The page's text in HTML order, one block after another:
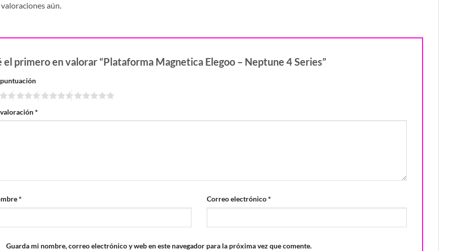
aún.
el primero en valorar “Plataforma Magnetica Elegoo – Neptune 4 Series”
*
* Correo electrónico*
Guarda mi nombre, correo electrónico y web en este navegador para la próxima vez que comente.